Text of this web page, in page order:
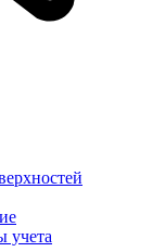
учета